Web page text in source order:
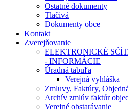
Ostatné dokumenty
Tlačivá
Dokumenty obce
Kontakt
Zverejňovanie
ELEKTRONICKÉ
- INFORMÁCIE
Úradná tabuľa
Verejná vyhláška
Zmluvy, Faktúry,
Archív zmlúv faktúr
Verejné obstarávanie